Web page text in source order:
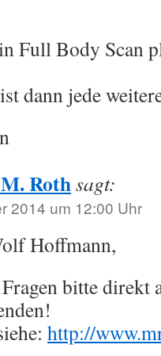
Full Body Scan
dann jede
Rothsagt:
2014 um 12:00 Uhr
Hoffmann,
bitte direkt
http://